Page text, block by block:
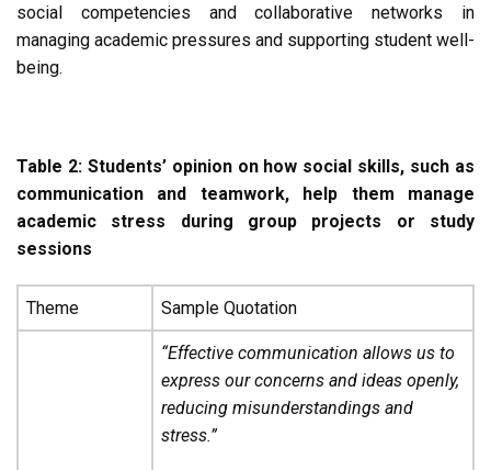
social competencies and collaborative networks in
managing academic pressures and supporting student well-
being.
Table 2: Students’ opinion on how social skills, such as
communication and teamwork, help them manage
academic stress during group projects or study
sessions
Theme Sample Quotation
“Effective communication allows us to
express our concerns and ideas openly,
reducing misunderstandings and
stress.”